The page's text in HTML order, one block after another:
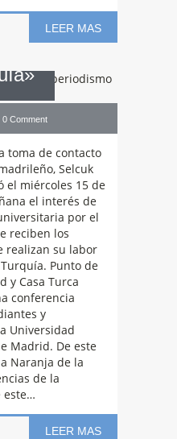
LEER MAS
en
0 Comment
toma de contacto
Selcuk
el miércoles 15 de
el interés de
por el
reciben los
realizan su labor
Punto de
y Casa Turca
conferencia
y
Universidad
Madrid. De este
Naranja de la
de la
este…
LEER MAS
a